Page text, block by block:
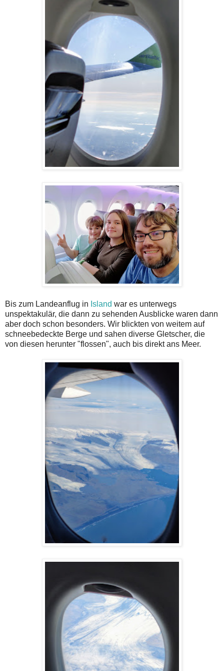
Bis zum Landeanflug in Island war es unterwegs
unspektakulär, die dann zu sehenden Ausblicke waren dann
aber doch schon besonders. Wir blickten von weitem auf
schneebedeckte Berge und sahen diverse Gletscher, die
von diesen herunter "flossen", auch bis direkt ans Meer.